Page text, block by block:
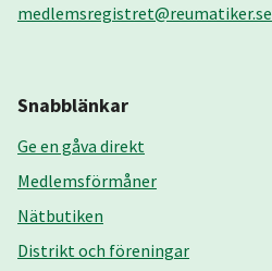
medlemsregistret@reumatiker.se
Snabblänkar
Ge en gåva direkt
Medlemsförmåner
Nätbutiken
Distrikt och föreningar